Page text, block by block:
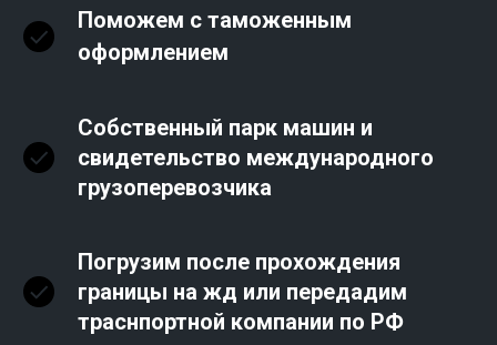
Поможем с таможенным
оформлением
Собственный парк машин и
свидетельство международного
грузоперевозчика
Погрузим после прохождения
границы на жд или передадим
траснпортной компании по РФ